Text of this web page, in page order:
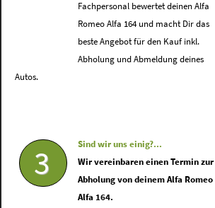
Fachpersonal bewertet deinen Alfa
Romeo Alfa 164 und macht Dir das
beste Angebot für den Kauf inkl.
Abholung und Abmeldung deines
Autos.
3
Sind wir uns einig?...
Wir vereinbaren einen Termin zur
Abholung von deinem Alfa Romeo
Alfa 164.